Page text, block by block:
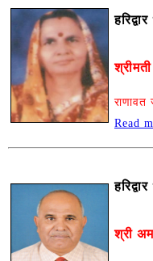
राणावत
Read
श्री